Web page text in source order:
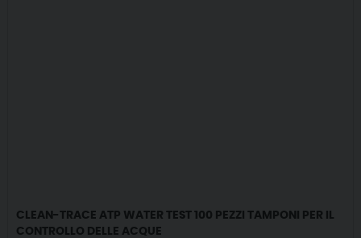
CLEAN-TRACE ATP WATER TEST 100 PEZZI TAMPONI PER IL
CONTROLLO DELLE ACQUE